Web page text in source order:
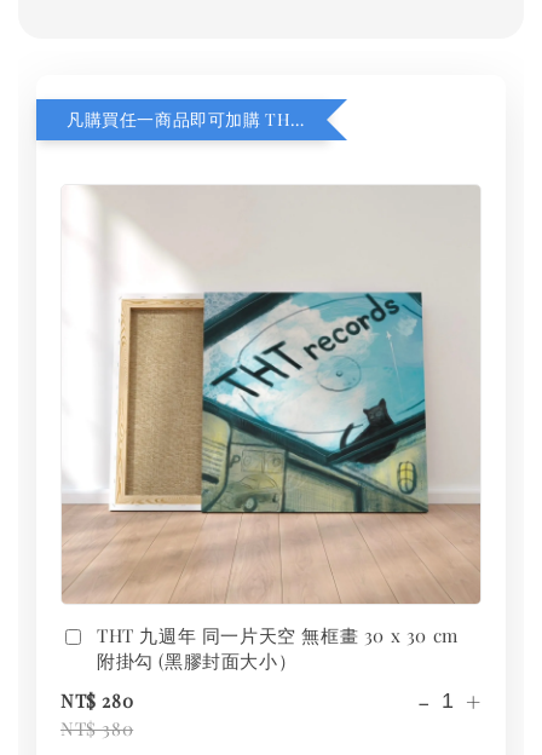
凡購買任一商品即可加購 THT 九週年 同一片天空 無框畫 30 x 30 cm 附掛勾 (黑膠封面大小）
THT 九週年 同一片天空 無框畫 30 x 30 cm
附掛勾 (黑膠封面大小）
NT$ 280
NT$ 380
- +